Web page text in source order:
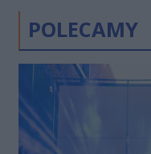
POLECAMY